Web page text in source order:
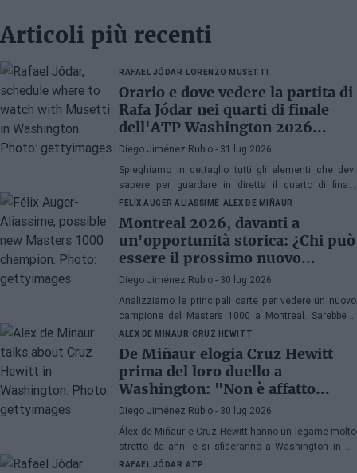
Articoli più recenti
RAFAEL JÓDAR LORENZO MUSETTI
Orario e dove vedere la partita di
Rafa Jódar nei quarti di finale
dell'ATP Washington 2026
contro Musetti
Diego Jiménez Rubio - 31 lug 2026
Spieghiamo in dettaglio tutti gli elementi che devi
sapere per guardare in diretta il quarto di finale
dell'ATP 500 a Washington 2026 tra Rafa Jódar e
Lorenzo Musetti.
FELIX AUGER ALIASSIME ALEX DE MIÑAUR
Montreal 2026, davanti a
un'opportunità storica: ¿Chi può
essere il prossimo nuovo
campione di Masters 1000?
Diego Jiménez Rubio - 30 lug 2026
Analizziamo le principali carte per vedere un nuovo
campione del Masters 1000 a Montreal. Sarebbe il
quinto anno consecutivo con un vincitore esordiente
in Canada.
ALEX DE MIÑAUR CRUZ HEWITT
De Miñaur elogia Cruz Hewitt
prima del loro duello a
Washington: "Non è affatto
facile dedicarsi al tennis essendo
figlio di un ex numero 1 del
mondo"
Diego Jiménez Rubio - 30 lug 2026
Álex de Miñaur e Cruz Hewitt hanno un legame molto
stretto da anni e si sfideranno a Washington in un
duello che promette grandi emozioni.
RAFAEL JÓDAR ATP